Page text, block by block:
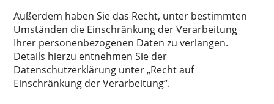
Außerdem haben Sie das Recht, unter bestimmten
Umständen die Einschränkung der Verarbeitung
Ihrer personenbezogenen Daten zu verlangen.
Details hierzu entnehmen Sie der
Datenschutzerklärung unter „Recht auf
Einschränkung der Verarbeitung“.